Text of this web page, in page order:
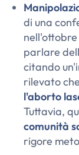
di una
parlare
citando
rilevato che
l'aborto
Tuttavia,
comunità
rigore